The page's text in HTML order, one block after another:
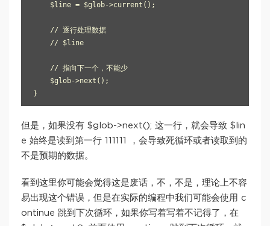
    $line = $glob->current();
    // 逐行处理数据
    // $line
    // 指向下一个，不能少
    $glob->next();
但是，如果没有 $glob->next(); 这一行，就会导致 $lin
e 始终是读到第一行 111111 ，会导致死循环或者读取到的
不是预期的数据。
看到这里你可能会觉得这是废话，不，不是，理论上不容
易出现这个错误，但是在实际的编程中我们可能会使用 c
ontinue 跳到下次循环，如果你写着写着不记得了，在